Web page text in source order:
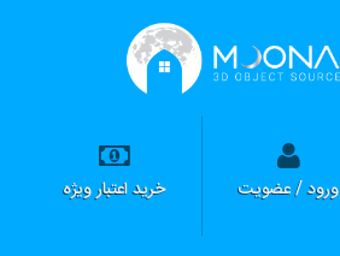
ورود / عضویت خرید اعتبار ویژه